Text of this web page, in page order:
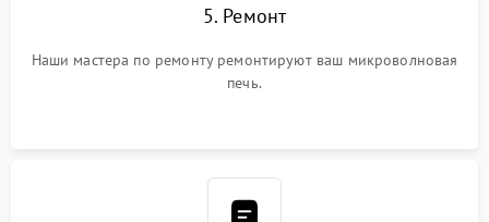
5. Ремонт
Наши мастера по ремонту ремонтируют ваш микроволновая
печь.